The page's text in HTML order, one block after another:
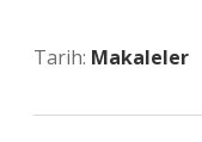
Tarih: Makaleler